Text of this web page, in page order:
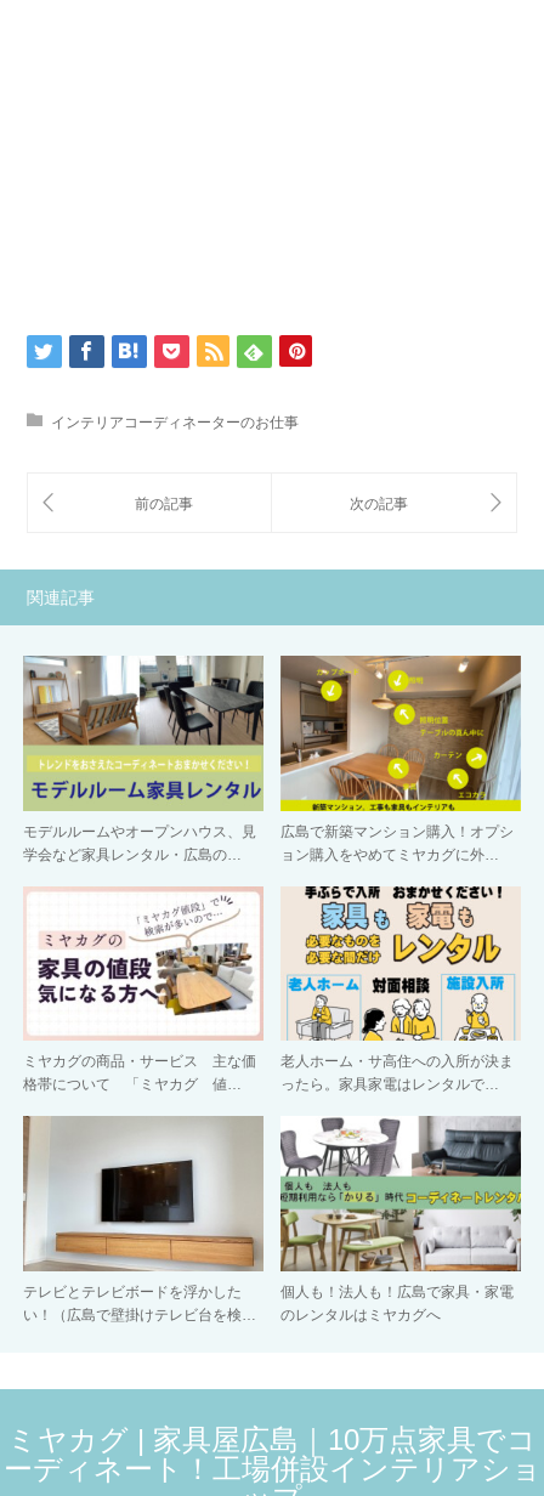
インテリアコーディネーターのお仕事
関連記事
モデルルームやオープンハウス、見
学会など家具レンタル・広島の…
広島で新築マンション購入！オプシ
ョン購入をやめてミヤカグに外…
ミヤカグの商品・サービス 主な価
格帯について 「ミヤカグ 値…
老人ホーム・サ高住への入所が決ま
ったら。家具家電はレンタルで…
テレビとテレビボードを浮かした
い！（広島で壁掛けテレビ台を検…
個人も！法人も！広島で家具・家電
のレンタルはミヤカグへ
ミヤカグ | 家具屋広島｜10万点家具でコ
ーディネート！工場併設インテリアショ